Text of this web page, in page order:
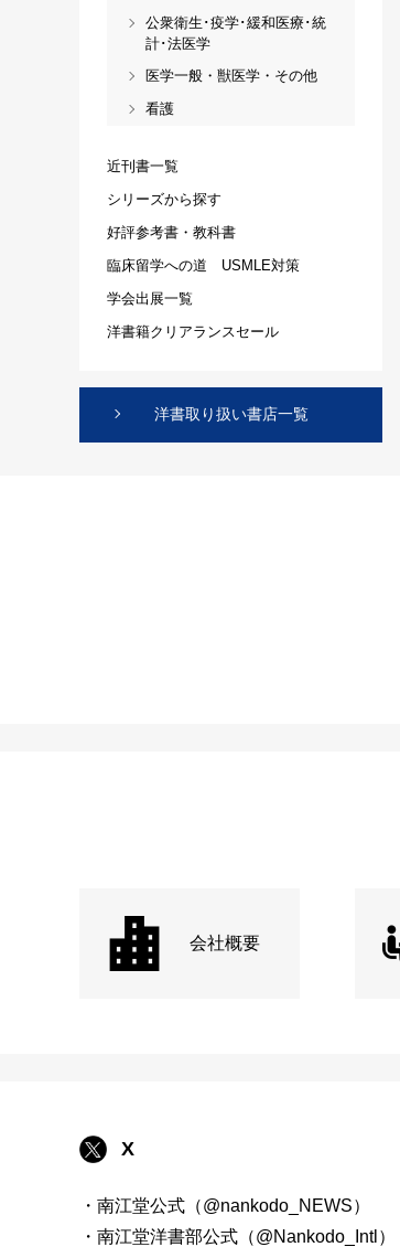
公衆衛生･疫学･緩和医療･統
計･法医学
医学一般・獣医学・その他
看護
近刊書一覧
シリーズから探す
好評参考書・教科書
臨床留学への道 USMLE対策
学会出展一覧
洋書籍クリアランスセール
洋書取り扱い書店一覧
会社概要
X
・南江堂公式（@nankodo_NEWS）
・南江堂洋書部公式（@Nankodo_Intl）